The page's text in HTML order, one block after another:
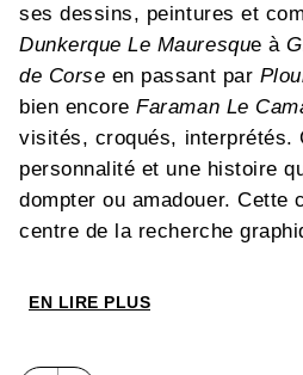
ses dessins, peintures et
Dunkerque Le Mauresque à
de Corse en passant par
bien encoreFaraman Le
visités, croqués, interprétés.
personnalité et une histoire
dompter ou amadouer. Cette
centre de la recherche
qui lui ont coûté des heures
EN LIRE PLUS